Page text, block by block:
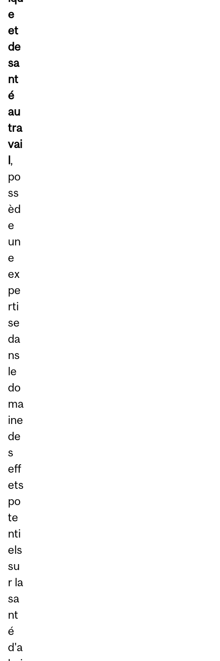
e
et
de
sa
nt
é
au
tra
vai
l,
po
ss
èd
e
un
e
ex
pe
rti
se
da
ns
le
do
ma
ine
de
s
eff
ets
po
te
nti
els
su
r la
sa
nt
é
d'a